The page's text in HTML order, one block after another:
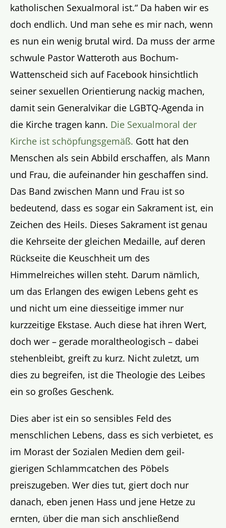
katholischen Sexualmoral ist.“ Da haben wir es
doch endlich. Und man sehe es mir nach, wenn
es nun ein wenig brutal wird. Da muss der arme
schwule Pastor Watteroth aus Bochum-
Wattenscheid sich auf Facebook hinsichtlich
seiner sexuellen Orientierung nackig machen,
damit sein Generalvikar die LGBTQ-Agenda in
die Kirche tragen kann. Die Sexualmoral der
Kirche ist schöpfungsgemäß. Gott hat den
Menschen als sein Abbild erschaffen, als Mann
und Frau, die aufeinander hin geschaffen sind.
Das Band zwischen Mann und Frau ist so
bedeutend, dass es sogar ein Sakrament ist, ein
Zeichen des Heils. Dieses Sakrament ist genau
die Kehrseite der gleichen Medaille, auf deren
Rückseite die Keuschheit um des
Himmelreiches willen steht. Darum nämlich,
um das Erlangen des ewigen Lebens geht es
und nicht um eine diesseitige immer nur
kurzzeitige Ekstase. Auch diese hat ihren Wert,
doch wer – gerade moraltheologisch – dabei
stehenbleibt, greift zu kurz. Nicht zuletzt, um
dies zu begreifen, ist die Theologie des Leibes
ein so großes Geschenk.
Dies aber ist ein so sensibles Feld des
menschlichen Lebens, dass es sich verbietet, es
im Morast der Sozialen Medien dem geil-
gierigen Schlammcatchen des Pöbels
preiszugeben. Wer dies tut, giert doch nur
danach, eben jenen Hass und jene Hetze zu
ernten, über die man sich anschließend